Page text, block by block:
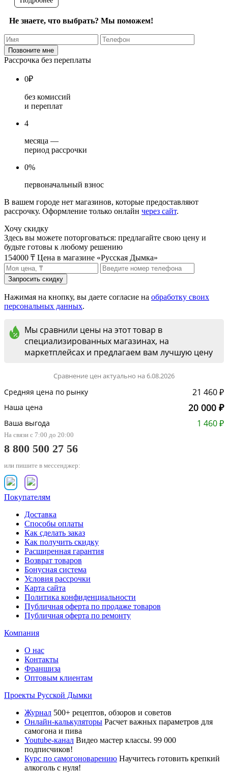
Не знаете, что выбрать? Мы поможем!
Рассрочка без переплаты
0₽
без комиссий
и переплат
4
месяца —
период рассрочки
0%
первоначальный взнос
В вашем городе нет магазинов, которые предоставляют
рассрочку. Оформление только онлайн через сайт.
Хочу скидку
Здесь вы можете поторговаться: предлагайте свою цену и
будьте готовы к любому решению
154000 ₸ Цена в магазине «Русская Дымка»
Нажимая на кнопку, вы даете согласие на обработку своих
персональных данных.
Мы сравнили цены на этот товар в
специализированных магазинах, на
маркетплейсах и предлагаем вам лучшую цену
Сравнение цен актуально на 6.08.2026
Средняя цена по рынку 21 460 ₽
Наша цена 20 000 ₽
Ваша выгода 1 460 ₽
На связи с 7:00 до 20:00
8 800 500 27 56
или пишите в мессенджер:
Покупателям
Доставка
Способы оплаты
Как сделать заказ
Как получить скидку
Расширенная гарантия
Возврат товаров
Бонусная система
Условия рассрочки
Карта сайта
Политика конфиденциальности
Публичная оферта по продаже товаров
Публичная оферта по ремонту
Компания
О нас
Контакты
Франшиза
Оптовым клиентам
Проекты Русской Дымки
Журнал 500+ рецептов, обзоров и советов
Онлайн-калькуляторы Расчет важных параметров для
самогона и пива
Youtube-канал Видео мастер классы. 99 000
подписчиков!
Курс по самогоноварению Научитесь готовить крепкий
алкоголь с нуля!